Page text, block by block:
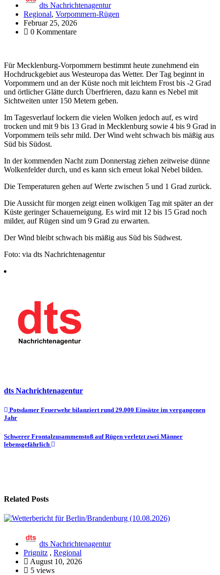
dts Nachrichtenagentur
Regional, Vorpommern-Rügen
Februar 25, 2026
0 Kommentare
Für Mecklenburg-Vorpommern bestimmt heute zunehmend ein
Hochdruckgebiet aus Westeuropa das Wetter. Der Tag beginnt in
Vorpommern und an der Küste noch mit leichtem Frost bis -2 Grad
und örtlicher Glätte durch Überfrieren, dazu kann es Nebel mit
Sichtweiten unter 150 Metern geben.
Im Tagesverlauf lockern die vielen Wolken jedoch auf, es wird
trocken und mit 9 bis 13 Grad in Mecklenburg sowie 4 bis 9 Grad in
Vorpommern teils sehr mild. Der Wind weht schwach bis mäßig aus
Süd bis Südost.
In der kommenden Nacht zum Donnerstag ziehen zeitweise dünne
Wolkenfelder durch, und es kann sich erneut lokal Nebel bilden.
Die Temperaturen gehen auf Werte zwischen 5 und 1 Grad zurück.
Die Aussicht für morgen zeigt einen wolkigen Tag mit später an der
Küste geringer Schauerneigung. Es wird mit 12 bis 15 Grad noch
milder, auf Rügen sind um 9 Grad zu erwarten.
Der Wind bleibt schwach bis mäßig aus Süd bis Südwest.
Foto: via dts Nachrichtenagentur
dts Nachrichtenagentur
Beitragsnavigation
Potsdamer Feuerwehr bilanziert rund 29.000 Einsätze im vergangenen
Jahr
Schwerer Frontalzusammenstoß auf Rügen verletzt zwei Männer
lebensgefährlich
Related Posts
dts Nachrichtenagentur
Prignitz , Regional
August 10, 2026
5 views